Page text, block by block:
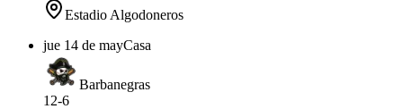
Estadio Algodoneros
jue 14 de mayCasa
Barbanegras
12-6